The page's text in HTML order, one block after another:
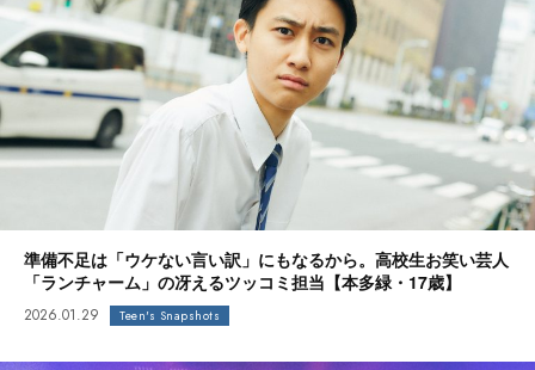
準備不足は「ウケない言い訳」にもなるから。高校生お笑い芸人
「ランチャーム」の冴えるツッコミ担当【本多緑・17歳】
2026.01.29 Teen's Snapshots